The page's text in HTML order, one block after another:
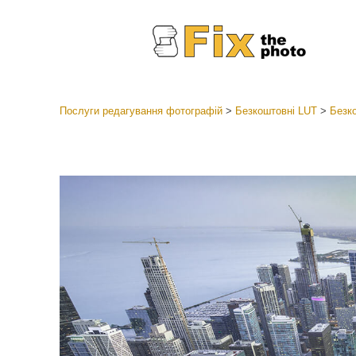
Послуги редагування фотографій> Безкоштовні LUT>